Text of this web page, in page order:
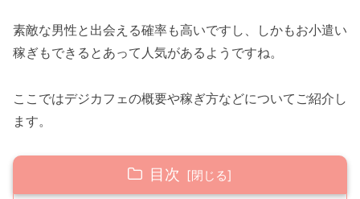
素敵な男性と出会える確率も高いですし、しかもお小遣い
稼ぎもできるとあって人気があるようですね。
ここではデジカフェの概要や稼ぎ方などについてご紹介し
ます。
目次